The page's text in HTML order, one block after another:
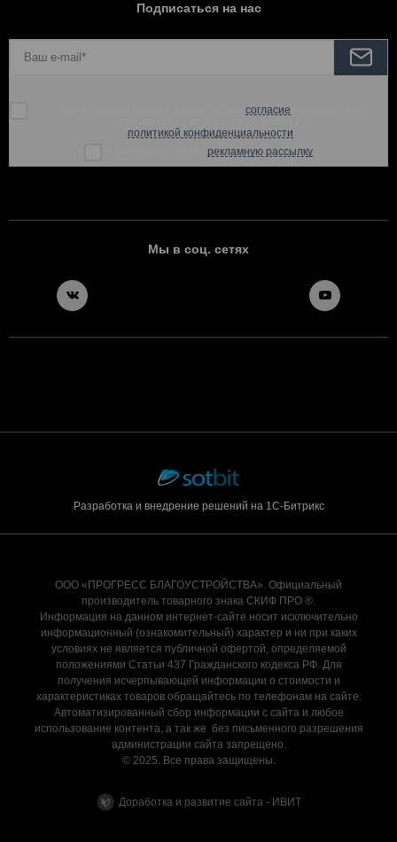
Подписаться на нас
согласие
политикой конфиденциальности
рекламную рассылку
Мы в соц. сетях
Разработка и внедрение решений на 1С-Битрикс
ООО «ПРОГРЕСС БЛАГОУСТРОЙСТВА». Официальный
производитель товарного знака СКИФ ПРО ®.
Информация на данном интернет-сайте носит исключительно
информационный (ознакомительный) характер и ни при каких
условиях не является публичной офертой, определяемой
положениями Статьи 437 Гражданского кодекса РФ. Для
получения исчерпывающей информации о стоимости и
характеристиках товаров обращайтесь по телефонам на сайте.
Автоматизированный сбор информации с сайта и любое
использование контента, а так же без письменного разрешения
администрации сайта запрещено.
© 2025. Все права защищены.
Доработка и развитие сайта - ИВИТ